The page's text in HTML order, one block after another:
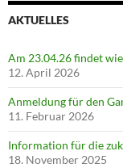
AKTUELLES
Am 23.04.26 findet
12. April 2026
Anmeldung für den
11. Februar 2026
Information für die
18. November 2025